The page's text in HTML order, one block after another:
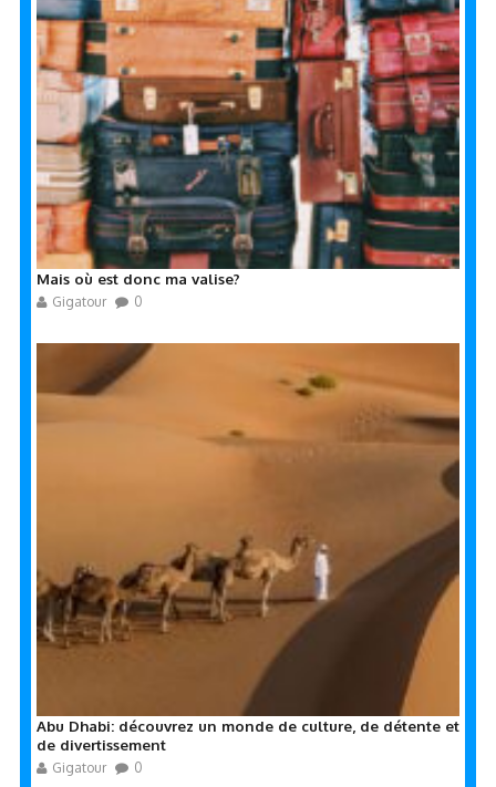
Mais où est donc ma valise?
Gigatour 0
Abu Dhabi: découvrez un monde de culture, de détente et
de divertissement
Gigatour 0